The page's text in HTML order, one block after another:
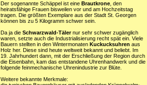
Der sogenannte Schäppel ist eine Brautkrone , den
heiratsfähige Frauen bisweilen vor und am Hochzeitstag
tragen. Die größten Exemplare aus der Stadt St. Georgen
können bis zu 5 Kilogramm schwer sein.
Da ja die Schwarzwald-Tälernur sehr schwer zugänglich
waren, setzte auch die Industrialisierung recht spät ein. Viele
Bauern stellten in den Wintermonaten Kuckucksuhren aus
Holz her. Diese sind heute weltweit bekannt und beliebt. Im
19. Jahrhundert dann, mit der Erschließung der Region durch
die Eisenbahn, kam das entstandene Uhrenhandwerk und die
folgende feinmechanische Uhrenindustrie zur Blüte.
Weitere bekannte Merkmale: